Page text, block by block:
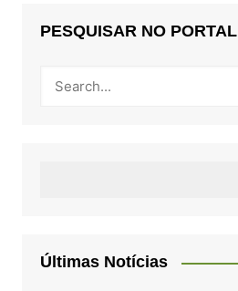
PESQUISAR NO PORTAL
Últimas Notícias